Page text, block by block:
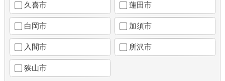
久喜市 蓮田市
白岡市 加須市
入間市 所沢市
狭山市